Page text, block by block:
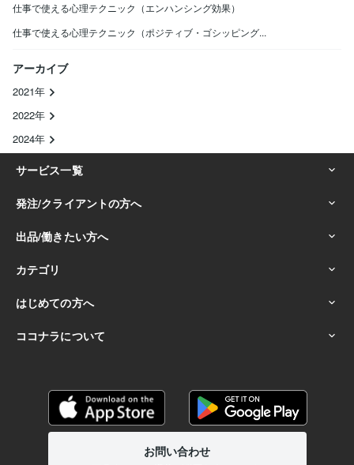
仕事で使える心理テクニック（エンハンシング効果）
仕事で使える心理テクニック（ポジティブ・ゴシッピング...
アーカイブ
2021年
2022年
2024年